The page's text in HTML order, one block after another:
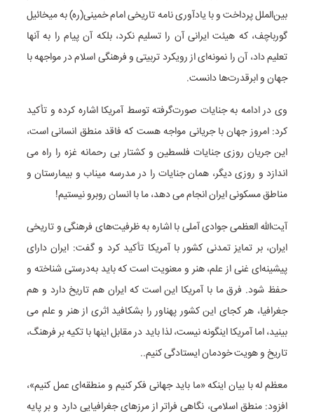
بین‌الملل پرداخت و با یادآوری نامه تاریخی امام خمینی(ره) به میخائیل
گورباچف، که هیئت ایرانی آن را تسلیم نکرد، بلکه آن پیام را به آنها
تعلیم داد، آن را نمونه‌ای از رویکرد تربیتی و فرهنگی اسلام در مواجهه با
جهان و ابرقدرت‌ها دانست.
وی در ادامه به جنایات صورت‌گرفته توسط آمریکا اشاره کرده و تأکید
کرد:امروز جهان با جریانی مواجه هست که فاقد منطق انسانی است،
این جریان روزی جنایات فلسطین و کشتار بی رحمانه غزه را راه می
اندازد و روزی دیگر، همان جنایات را در مدرسه میناب و بیمارستان و
مناطق مسکونی ایران انجام می دهد،ما با انسان روبرو نیستیم!
آیت‌الله العظمی جوادی آملی با اشاره به ظرفیت‌های فرهنگی و تاریخی
ایران، بر تمایز تمدنی کشور با آمریکا تأکید کرد و گفت: ایران دارای
پیشینه‌ای غنی از علم، هنر و معنویت است که باید به‌درستی شناخته و
حفظ شود. فرق ما با آمریکا این است که ایران هم تاریخ دارد و هم
جغرافیا، هر کجای این کشور پهناور را بشکافید اثری از هنر و علم می
بینید، اما آمریکا اینگونه نیست، لذا باید در مقابل اینها با تکیه بر فرهنگ،
تاریخ و هویت خودمان ایستادگی کنیم..
معظم له با بیان اینکه «ما باید جهانی فکر کنیم و منطقه‌ای عمل کنیم»،
افزود: منطق اسلامی، نگاهی فراتر از مرزهای جغرافیایی دارد و بر پایه